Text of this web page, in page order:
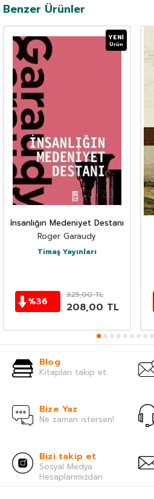
Benzer Ürünler
YENI
Ürün
İnsanlığın Medeniyet Destanı
Roger Garaudy
Timaş Yayınları
%36
325,00TL
208,00 TL
Blog
Kitapları takip et.
Bize Yaz
Ne zaman istersen!
Bizi takip et
Sosyal Medya
Hesaplarımızdan